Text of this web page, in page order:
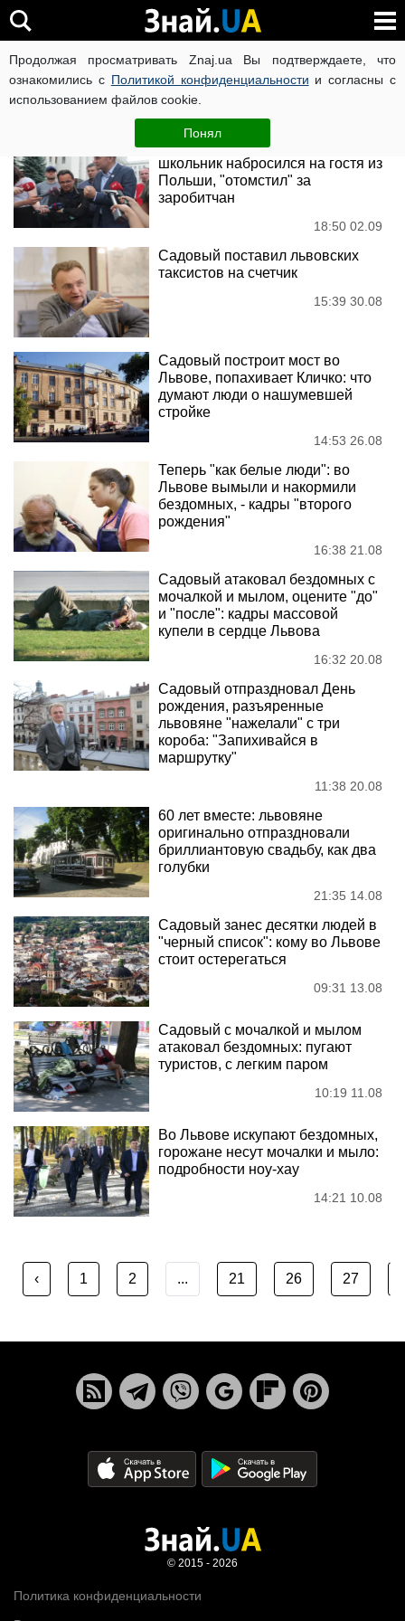
Продолжая просматривать Znaj.ua Вы подтверждаете, что
ознакомились с Политикой конфиденциальности и согласны с
использованием файлов cookie.
Понял
Андрей Садовой
Камнем в голову: львовский
школьник набросился на гостя из
Польши, "отомстил" за
заробитчан
18:50 02.09
Садовый поставил львовских
таксистов на счетчик
15:39 30.08
Садовый построит мост во
Львове, попахивает Кличко: что
думают люди о нашумевшей
стройке
14:53 26.08
Теперь "как белые люди": во
Львове вымыли и накормили
бездомных, - кадры "второго
рождения"
16:38 21.08
Садовый атаковал бездомных с
мочалкой и мылом, оцените "до"
и "после": кадры массовой
купели в сердце Львова
16:32 20.08
Садовый отпраздновал День
рождения, разъяренные
львовяне "нажелали" с три
короба: "Запихивайся в
маршрутку"
11:38 20.08
60 лет вместе: львовяне
оригинально отпраздновали
бриллиантовую свадьбу, как два
голубки
21:35 14.08
Садовый занес десятки людей в
"черный список": кому во Львове
стоит остерегаться
09:31 13.08
Садовый с мочалкой и мылом
атаковал бездомных: пугают
туристов, с легким паром
10:19 11.08
Во Львове искупают бездомных,
горожане несут мочалки и мыло:
подробности ноу-хау
14:21 10.08
‹ 1 2 ... 21 26 27
Политика конфиденциальности
© 2015 - 2026